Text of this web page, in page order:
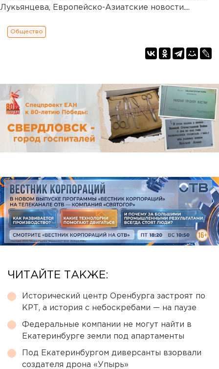
Лукьянцева, Европейско-Азиатские новости....
Общество
ЧИТАЙТЕ ТАКЖЕ:
Исторический центр Оренбурга застроят по
КРТ, а история с небоскребами — на паузе
Федеральные компании не могут найти в
Екатеринбурге земли под апартаменты
Под Екатеринбургом диверсанты взорвали
создателя дрона «Упырь»